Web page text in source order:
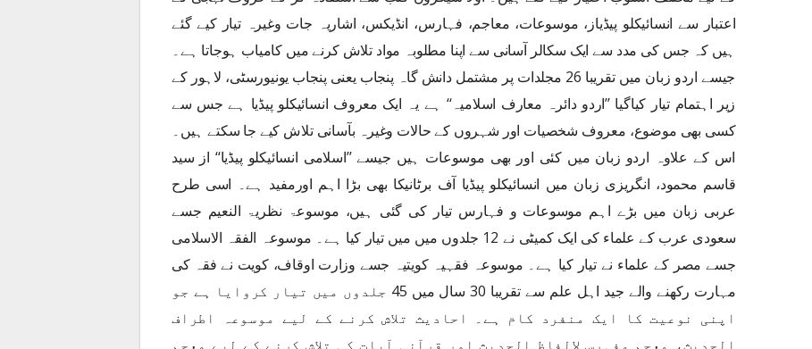
اعتبار سے انسائیکلو پیڈیاز، موسوعات، معاجم، فہارس، انڈیکس، اشاریہ جات وغیرہ تیار کیے گئے
ہیں کہ جس کی مدد سے ایک سکالر آسانی سے اپنا مطلوبہ مواد تلاش کرنے میں کامیاب ہوجاتا ہے۔
جیسے اردو زبان میں تقریبا 26 مجلدات پر مشتمل دانش گاہ پنجاب یعنی پنجاب یونیورسٹی، لاہور کے
زیر اہتمام تیار کیاگیا ’’اردو دائرہ معارف اسلامیہ‘‘ ہے یہ ایک معروف انسائیکلو پیڈیا ہے جس سے
کسی بھی موضوع، معروف شخصیات اور شہروں کے حالات وغیرہ بآسانی تلاش کیے جا سکتے ہیں۔
اس کے علاوہ اردو زبان میں کئی اور بھی موسوعات ہیں جیسے ’’اسلامی انسائیکلو پیڈیا‘‘ از سید
قاسم محمود، انگریزی زبان میں انسائیکلو پیڈیا آف برٹانیکا بھی بڑا اہم اورمفید ہے۔ اسی طرح
عربی زبان میں بڑے اہم موسوعات و فہارس تیار کی گئی ہیں، موسوعۃ نظریۃ النعیم جسے
سعودی عرب کے علماء کی ایک کمیٹی نے 12 جلدوں میں میں تیار کیا ہے۔ موسوعہ الفقہ الاسلامی
جسے مصر کے علماء نے تیار کیا ہے۔ موسوعہ فقہیہ کویتیہ جسے وزارت اوقاف، کویت نے فقہ کی
مہارت رکھنے والے جید اہل علم سے تقریبا 30 سال میں 45 جلدوں میں تیار کروایا ہے جو
اپنی نوعیت کا ایک منفرد کام ہے۔ احادیث تلاش کرنے کے لیے موسوعہ اطراف
الحدیث، معجم مفہرس لالفاظ الحدیث اور قرآنی آیات کی تلاش کرنے کے لیے معجم